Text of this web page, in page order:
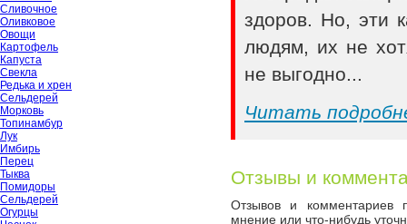
Сливочное
Оливковое
Овощи
Картофель
Капуста
Свекла
Редька и хрен
Сельдерей
Морковь
Топинамбур
Лук
Имбирь
Перец
Тыква
Помидоры
Сельдерей
Огурцы
здоров. Но, эти
людям, их не
не выгодно...
Читать
Отзывы и
Отзывов и комментариев
мнение или что-нибудь